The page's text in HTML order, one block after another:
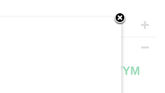
AF/F/FE/GK/KE/SA/YM
AF compactractoren